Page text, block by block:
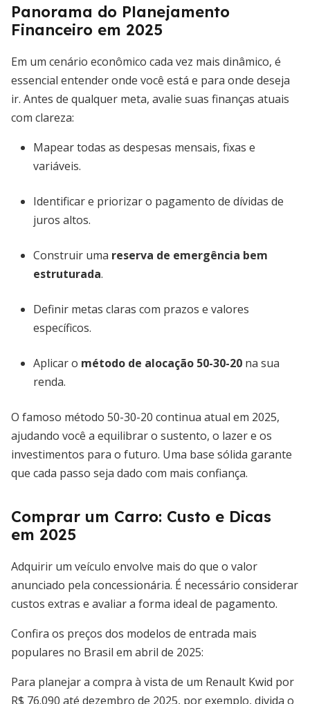
Panorama do Planejamento
Financeiro em 2025
Em um cenário econômico cada vez mais dinâmico, é
essencial entender onde você está e para onde deseja
ir. Antes de qualquer meta, avalie suas finanças atuais
com clareza:
Mapear todas as despesas mensais, fixas e
variáveis.
Identificar e priorizar o pagamento de dívidas de
juros altos.
Construir uma reserva de emergência bem
estruturada.
Definir metas claras com prazos e valores
específicos.
Aplicar o método de alocação 50-30-20 na sua
renda.
O famoso método 50-30-20 continua atual em 2025,
ajudando você a equilibrar o sustento, o lazer e os
investimentos para o futuro. Uma base sólida garante
que cada passo seja dado com mais confiança.
Comprar um Carro: Custo e Dicas
em 2025
Adquirir um veículo envolve mais do que o valor
anunciado pela concessionária. É necessário considerar
custos extras e avaliar a forma ideal de pagamento.
Confira os preços dos modelos de entrada mais
populares no Brasil em abril de 2025:
Para planejar a compra à vista de um Renault Kwid por
R$ 76.090 até dezembro de 2025, por exemplo, divida o